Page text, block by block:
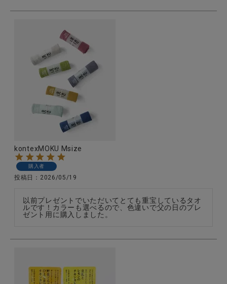
ブランド
全ての商品
CONTENTS
ご利用ガイド
お問い合わせ
kontexMOKU Msize
購入者
投稿日 2026/05/19
以前プレゼントでいただいてとても重宝しているタオ
ルです！カラーも選べるので、色違いで父の日のプレ
ゼント用に購入しました。